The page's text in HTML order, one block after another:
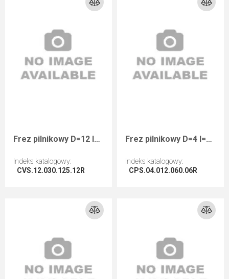
Frez pilnikowy D=12 I=30 L=125 S=12 RHwykańczający negatyw
Indeks katalogowy:
CVS.12.030.125.12R
Frez pilnikowy D=4 I=12 L=60 S=6 RHwykańczający kompozyty
Indeks katalogowy:
CPS.04.012.060.06R